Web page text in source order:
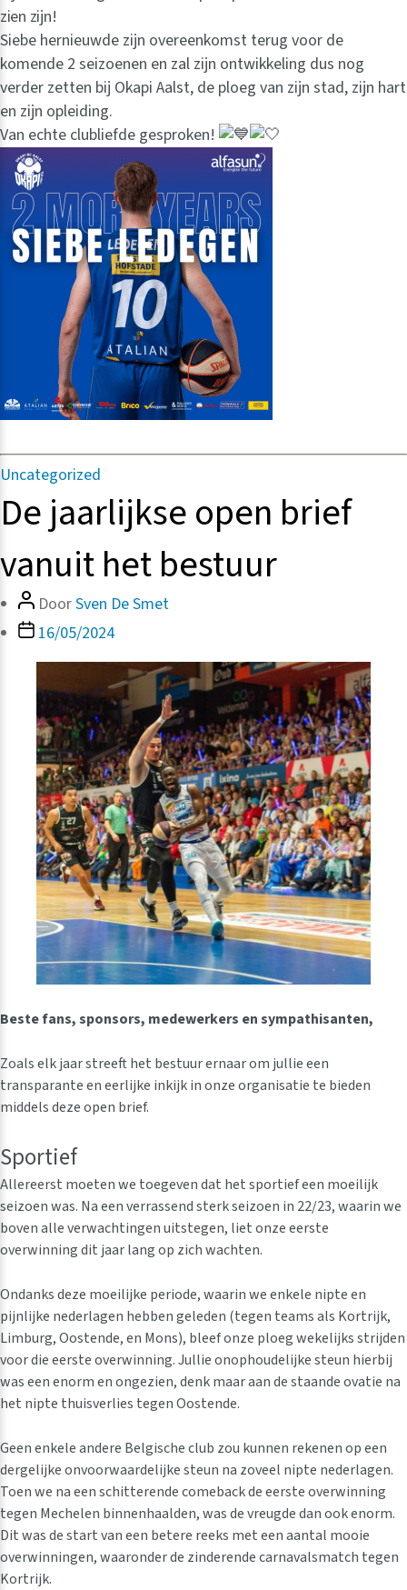
zien zijn!
Siebe hernieuwde zijn overeenkomst terug voor de
komende 2 seizoenen en zal zijn ontwikkeling dus nog
verder zetten bij Okapi Aalst, de ploeg van zijn stad, zijn hart
en zijn opleiding.
Van echte clubliefde gesproken!
Categorieën
Uncategorized
De jaarlijkse open brief
vanuit het bestuur
Bericht
auteur
DoorSven De Smet
Berichtdatum
16/05/2024
Beste fans, sponsors, medewerkers en sympathisanten,
Zoals elk jaar streeft het bestuur ernaar om jullie een
transparante en eerlijke inkijk in onze organisatie te bieden
middels deze open brief.
Sportief
Allereerst moeten we toegeven dat het sportief een moeilijk
seizoen was. Na een verrassend sterk seizoen in 22/23, waarin we
boven alle verwachtingen uitstegen, liet onze eerste
overwinning dit jaar lang op zich wachten.
Ondanks deze moeilijke periode, waarin we enkele nipte en
pijnlijke nederlagen hebben geleden (tegen teams als Kortrijk,
Limburg, Oostende, en Mons), bleef onze ploeg wekelijks strijden
voor die eerste overwinning. Jullie onophoudelijke steun hierbij
was een enorm en ongezien, denk maar aan de staande ovatie na
het nipte thuisverlies tegen Oostende.
Geen enkele andere Belgische club zou kunnen rekenen op een
dergelijke onvoorwaardelijke steun na zoveel nipte nederlagen.
Toen we na een schitterende comeback de eerste overwinning
tegen Mechelen binnenhaalden, was de vreugde dan ook enorm.
Dit was de start van een betere reeks met een aantal mooie
overwinningen, waaronder de zinderende carnavalsmatch tegen
Kortrijk.